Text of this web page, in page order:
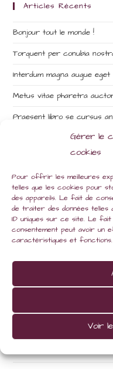
Gérer le
cookies
Pour offrir les meilleures
telles que les cookies pour
des appareils. Le fait de
de traiter des données telles
ID uniques sur ce site. Le
consentement peut avoir
caractéristiques et fonctions.
Voir
Articles Récents
Bonjour tout le monde !
Torquent per conubia
Interdum magna augue eget
Metus vitae pharetra
Praesent libro se cursus
Commentaires Récents
Un commentateur
Nicolas Lecocqdans
Nicolas Lecocqdans
Nicolas Lecocq dans